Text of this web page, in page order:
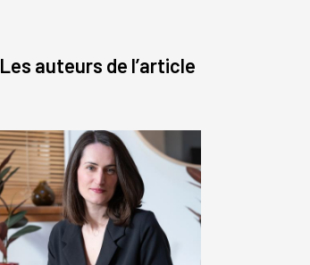
Les auteurs de l’article